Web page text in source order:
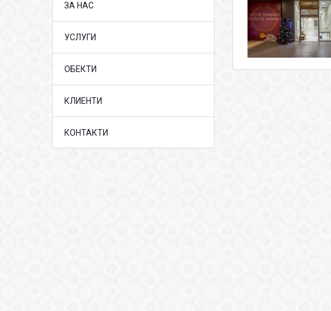
ЗА НАС
УСЛУГИ
ОБЕКТИ
КЛИЕНТИ
КОНТАКТИ